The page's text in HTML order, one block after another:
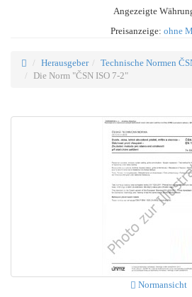
Angezeigte
Preisanzeige: ohne
Herausgeber
Technische Normen
Die Norm "ČSN ISO 7-2"
Normansicht